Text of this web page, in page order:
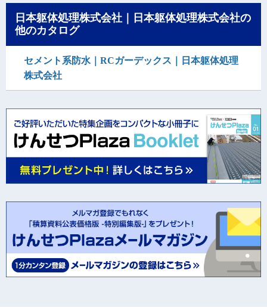
日本躯体処理株式会社｜日本躯体処理株式会社の
他のカタログ
セメント系防水｜RCガーデックス｜日本躯体処理
株式会社